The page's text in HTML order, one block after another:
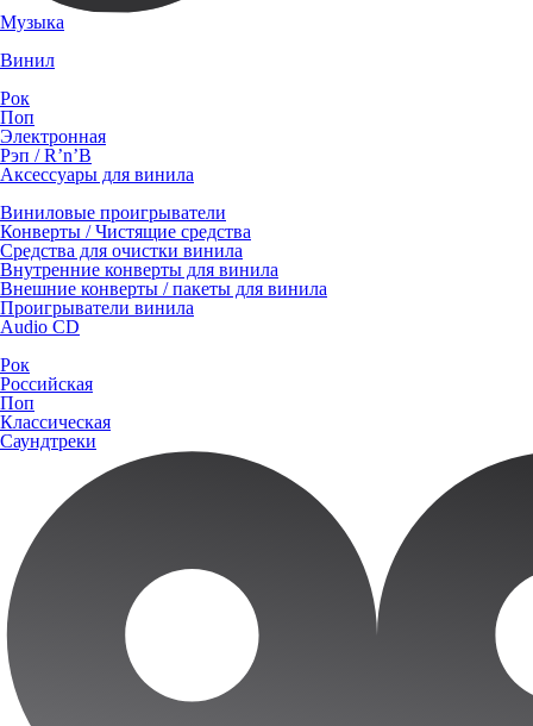
Музыка
Винил
Рок
Поп
Электронная
Рэп / R’n’B
Аксессуары для винила
Виниловые проигрыватели
Конверты / Чистящие средства
Средства для очистки винила
Внутренние конверты для винила
Внешние конверты / пакеты для винила
Проигрыватели винила
Audio CD
Рок
Российская
Поп
Классическая
Саундтреки